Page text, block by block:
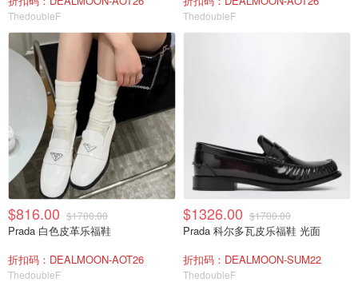
ThedoubleF ThedoubleF
$816.00 $1700.00
Prada 白色皮革乐福鞋
折扣码：DEALMOON-AOT26
ThedoubleF
$1326.00 $1700.00
Prada 科尔多瓦皮乐福鞋 光面
折扣码：DEALMOON-SUM22
ThedoubleF